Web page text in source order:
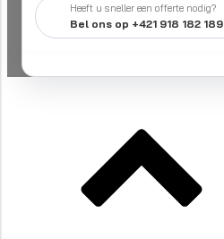
Heeft u sneller een offerte nodig?
Bel ons op +421 918 182 189